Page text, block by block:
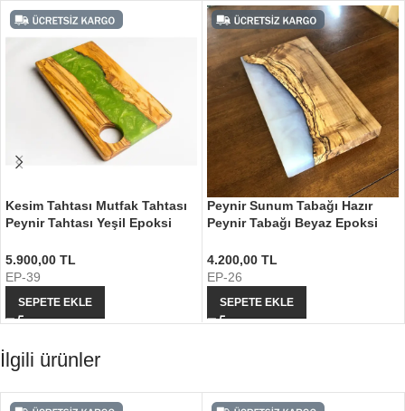
Kesim Tahtası Mutfak Tahtası
Peynir Tahtası Yeşil Epoksi
5.900,00 TL
EP-39
SEPETE EKLE
Peynir Sunum Tabağı Hazır
Peynir Tabağı Beyaz Epoksi
4.200,00 TL
EP-26
SEPETE EKLE
İlgili ürünler